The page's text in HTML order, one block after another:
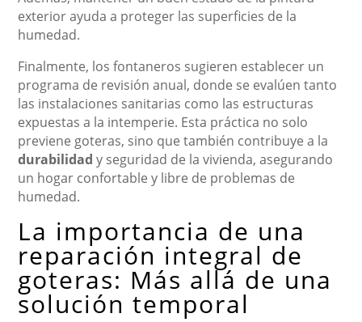
exterior ayuda a proteger las superficies de la
humedad.
Finalmente, los fontaneros sugieren establecer un
programa de revisión anual, donde se evalúen tanto
las instalaciones sanitarias como las estructuras
expuestas a la intemperie. Esta práctica no solo
previene goteras, sino que también contribuye a la
durabilidad y seguridad de la vivienda, asegurando
un hogar confortable y libre de problemas de
humedad.
La importancia de una
reparación integral de
goteras: Más allá de una
solución temporal